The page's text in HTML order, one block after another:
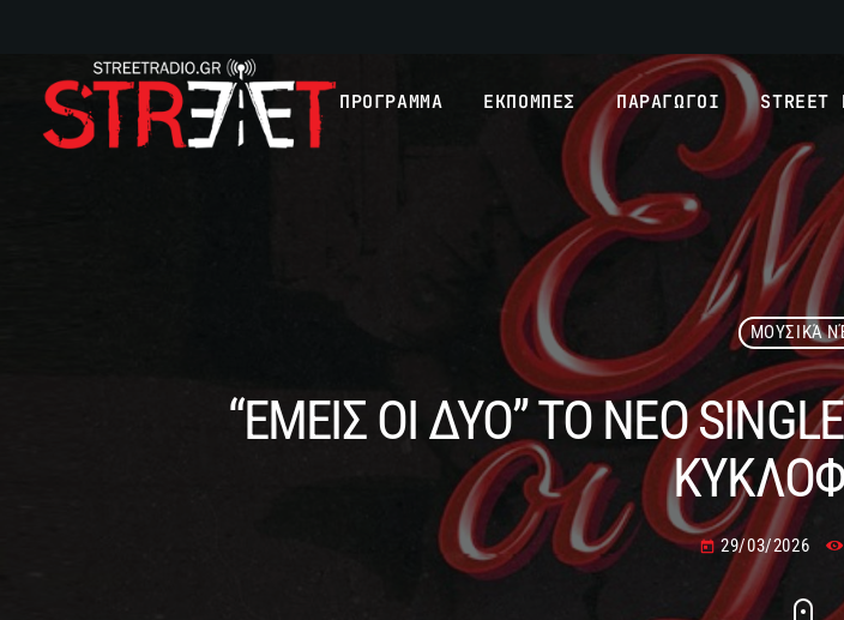
ΠΡΟΓΡΑΜΜΑ ΕΚΠΟΜΠΕΣ ΠΑΡΑΓΩΓΟΙ STREET
ΜΟΥΣΙΚΆ
“ΕΜΕΙΣ ΟΙ ΔΥΟ” ΤΟ ΝΕΟ
today 29/03/2026